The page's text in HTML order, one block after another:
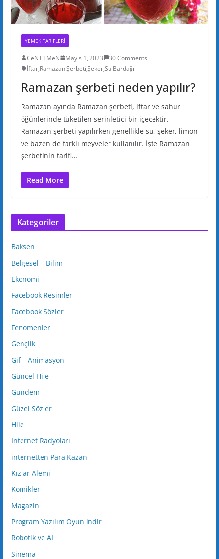
YEMEK TARIFLERI
CeNTiLMeN Mayıs 1, 2023
30 Comments
İftar,Ramazan Şerbeti,Şeker,Su Bardağı
Ramazan şerbeti neden yapılır?
Ramazan ayında Ramazan şerbeti, iftar ve sahur
öğünlerinde tüketilen serinletici bir içecektir.
Ramazan şerbeti yapılırken genellikle su, şeker, limon
ve bazen de farklı meyveler kullanılır. İşte Ramazan
şerbetinin tarifi…
Read More
Kategoriler
Baksen
Belgesel – Bilim
Ekonomi
Facebook Resimler
Facebook Sözler
Fenomenler
Gençlik
Gif – Animasyon
Güncel Hile
Gundem
Güzel Sözler
Hile
Internet Radyoları
internetten Para Kazan
Kızlar Alemi
Komikler
Magazin
Program Yazılım Oyun indir
Robotik ve AI
Sinema